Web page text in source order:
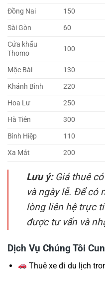
Đồng Nai
150
Sài Gòn
60
Cửa khẩu
Thomo
100
Mộc Bài 130
Khánh Bình
220
Hoa Lư
250
Hà Tiên
300
Bình Hiệp
110
Xa Mát
200
Lưu ý:Giá thuê
và ngày lễ. Để có
lòng liên hệ trực
được tư vấn và
Dịch Vụ Chúng Tôi
Thuê xe đi du lịch